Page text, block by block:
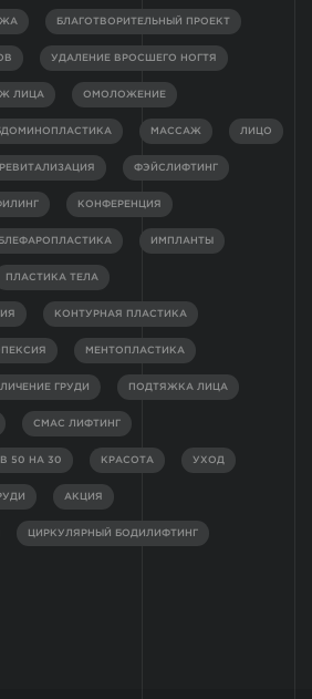
БЛАГОТВОРИТЕЛЬНЫЙ ПРОЕКТ
УДАЛЕНИЕ ВРОСШЕГО НОГТЯ
ЛИЦА ОМОЛОЖЕНИЕ
МАССАЖ ЛИЦО
ФЭЙСЛИФТИНГ
КОНФЕРЕНЦИЯ
БЛЕФАРОПЛАСТИКА ИМПЛАНТЫ
ПЛАСТИКА ТЕЛА
КОНТУРНАЯ ПЛАСТИКА
МЕНТОПЛАСТИКА
ГРУДИ ПОДТЯЖКА ЛИЦА
СМАС ЛИФТИНГ
В 50 НА 30 КРАСОТА УХОД
АКЦИЯ
ЦИРКУЛЯРНЫЙ БОДИЛИФТИНГ